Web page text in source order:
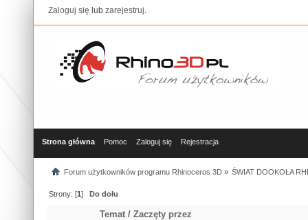
Zaloguj się lub zarejestruj.
Strona główna Pomoc Zaloguj się Rejestracja
Forum użytkowników programu Rhinoceros 3D» ŚWIAT DOOKOŁA
Strony: [1]Do dołu
Temat /Zaczęty przez